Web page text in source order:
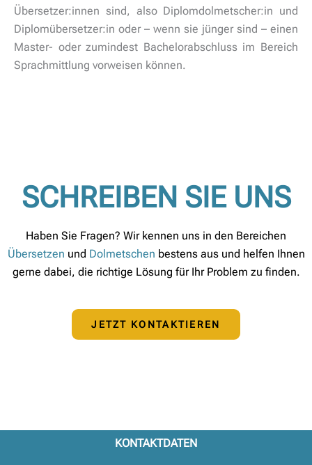
Übersetzer:innen sind, also Diplomdolmetscher:in und
Diplomübersetzer:in oder – wenn sie jünger sind – einen
Master- oder zumindest Bachelorabschluss im Bereich
Sprachmittlung vorweisen können.
SCHREIBEN SIE UNS
Haben Sie Fragen? Wir kennen uns in den Bereichen
Übersetzen und Dolmetschen bestens aus und helfen Ihnen
gerne dabei, die richtige Lösung für Ihr Problem zu finden.
JETZT KONTAKTIEREN
KONTAKTDATEN